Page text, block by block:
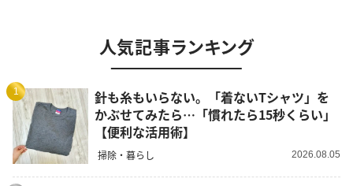
人気記事ランキング
1
針も糸もいらない。「着ないTシャツ」を
かぶせてみたら…「慣れたら15秒くらい」
【便利な活用術】
掃除・暮らし 2026.08.05